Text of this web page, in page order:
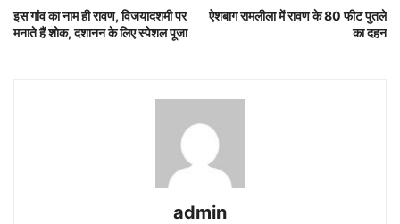
इस गांव का नाम ही रावण, विजयादशमी पर
मनाते हैं शोक, दशानन के लिए स्पेशल पूजा
ऐशबाग रामलीला में रावण के 80 फीट पुतले
का दहन
admin